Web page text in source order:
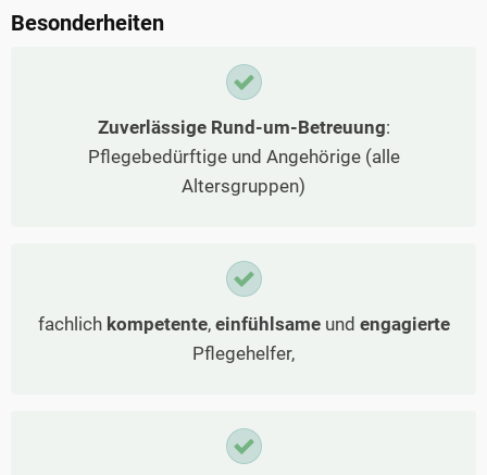
Besonderheiten
Zuverlässige Rund-um-Betreuung:
Pflegebedürftige und Angehörige (alle
Altersgruppen)
fachlich kompetente, einfühlsameund engagierte
Pflegehelfer,